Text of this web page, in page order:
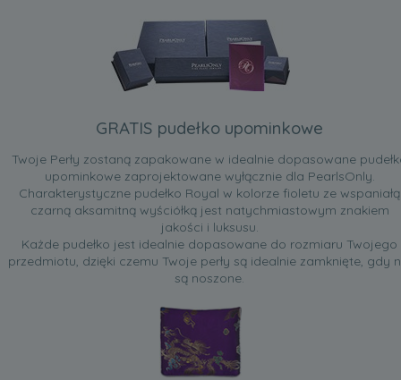
GRATIS pudełko upominkowe
Twoje Perły zostaną zapakowane w idealnie dopasowane
upominkowe zaprojektowane wyłącznie dla PearlsOnly.
Charakterystyczne pudełko Royal w kolorze fioletu ze wspaniałą
czarną aksamitną wyściółką jest natychmiastowym znakiem
jakości i luksusu.
Każde pudełko jest idealnie dopasowane do rozmiaru Twojego
przedmiotu, dzięki czemu Twoje perły są idealnie zamknięte, gdy
są noszone.